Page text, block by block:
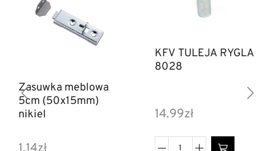
Zasuwka meblowa
5cm (50x15mm)
nikiel
KFV TULEJA RYGLA
8028
14.99zł